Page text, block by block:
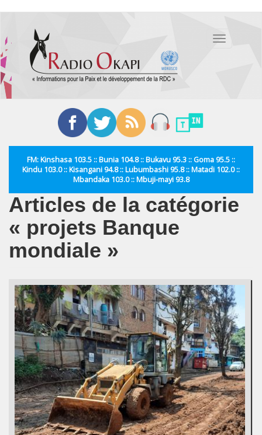
contenu
principal
Toggle
FM: Kinshasa 103.5 :: Bunia 104.8 :: Bukavu 95.3 :: Goma 95.5 ::
Kindu 103.0 :: Kisangani 94.8 :: Lubumbashi 95.8 :: Matadi 102.0 ::
Mbandaka 103.0 :: Mbuji-mayi 93.8
Articles de la catégorie
« projets Banque
mondiale »